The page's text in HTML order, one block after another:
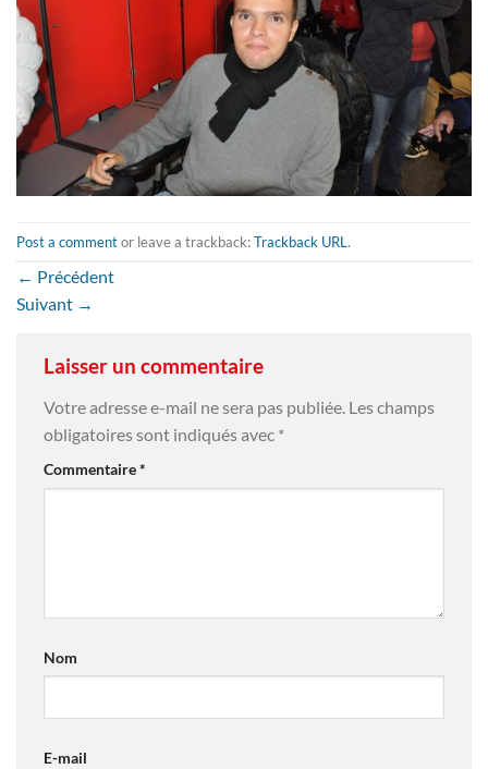
Post a commentor leave a trackback:Trackback URL.
← Précédent
Suivant →
Laisser un commentaire
Votre adresse e-mail ne sera pas publiée. Les champs
obligatoires sont indiqués avec *
Commentaire*
Nom
E-mail